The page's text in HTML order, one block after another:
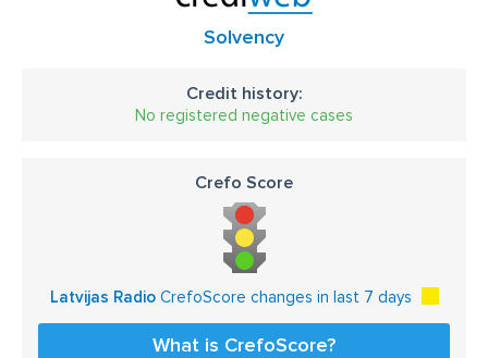
Solvency
Credit history:
No registered negative cases
Crefo Score
Latvijas RadioCrefoScore changes in last 7 days
What is CrefoScore?